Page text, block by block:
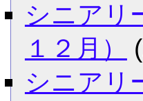
シニアリ
１２月）
シニアリ